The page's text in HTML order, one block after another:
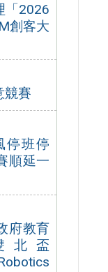
「2026
創客大
競賽
停班停
順延一
府教育
北盃